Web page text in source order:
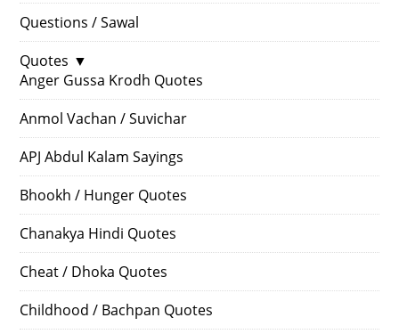
Questions / Sawal
Quotes ▼
Anger Gussa Krodh Quotes
Anmol Vachan / Suvichar
APJ Abdul Kalam Sayings
Bhookh / Hunger Quotes
Chanakya Hindi Quotes
Cheat / Dhoka Quotes
Childhood / Bachpan Quotes